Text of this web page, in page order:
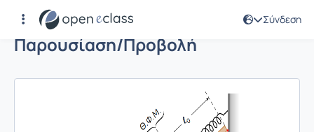
Σύνδεση
Παρουσίαση/Προβολή